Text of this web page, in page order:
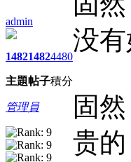
admin
1482
主題
1482
帖子
4480
積分
管理員
没
固然
贵